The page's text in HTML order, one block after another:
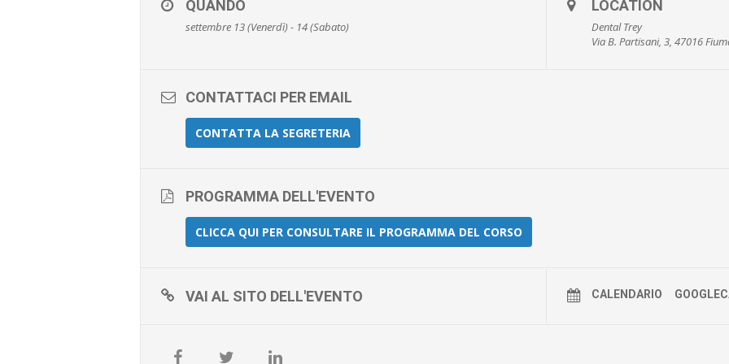
QUANDO
settembre 13 (Venerdì) - 14 (Sabato)
LOCATION
Dental Trey
Via B. Partisani, 3, 47016
CONTATTACI PER EMAIL
CONTATTA LA SEGRETERIA
PROGRAMMA DELL'EVENTO
CLICCA QUI PER CONSULTARE IL PROGRAMMA DEL CORSO
VAI AL SITO DELL'EVENTO CALENDARIO